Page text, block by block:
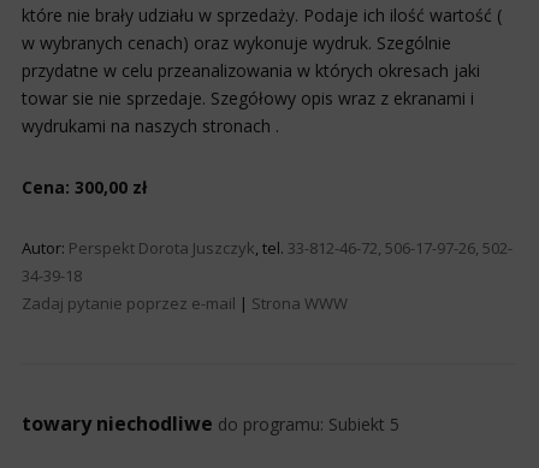
które nie brały udziału w sprzedaży. Podaje ich ilość wartość (
w wybranych cenach) oraz wykonuje wydruk. Szególnie
przydatne w celu przeanalizowania w których okresach jaki
towar sie nie sprzedaje. Szegółowy opis wraz z ekranami i
wydrukami na naszych stronach .
Cena: 300,00 zł
Autor: Perspekt Dorota Juszczyk, tel. 33-812-46-72, 506-17-97-26, 502-
34-39-18
Zadaj pytanie poprzez e-mail | Strona WWW
towary niechodliwe do programu: Subiekt 5